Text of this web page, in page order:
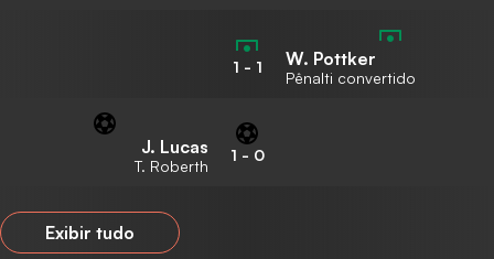
1 - 1 W. Pottker
Pênalti convertido
J. Lucas
T. Roberth
1 - 0
Exibir tudo